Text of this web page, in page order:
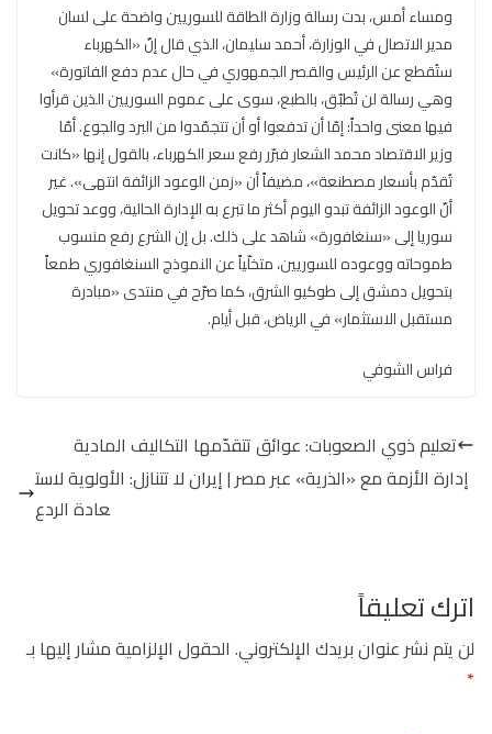
ومساء أمس، بدت رسالة وزارة الطاقة للسوريين واضحة على لسان
مدير الاتصال في الوزارة، أحمد سليمان، الذي قال إنّ «الكهرباء
ستُقطع عن الرئيس والقصر الجمهوري في حال عدم دفع الفاتورة»
وهي رسالة لن تُطبّق، بالطبع، سوى على عموم السوريين الذين قرأوا
فيها معنى واحداً: إمّا أن تدفعوا أو أن تتجمّدوا من البرد والجوع. أمّا
وزير الاقتصاد محمد الشعار فبرّر رفع سعر الكهرباء، بالقول إنها «كانت
تُقدّم بأسعار مصطنعة»، مضيفاً أن «زمن الوعود الزائفة انتهى». غير
أنّ الوعود الزائفة تبدو اليوم أكثر ما تبرع به الإدارة الحالية، ووعد تحويل
سوريا إلى «سنغافورة» شاهد على ذلك. بل إن الشرع رفع منسوب
طموحاته ووعوده للسوريين، متخلّياً عن النموذج السنغافوري طمعاً
بتحويل دمشق إلى طوكيو الشرق، كما صرّح في منتدى «مبادرة
مستقبل الاستثمار» في الرياض، قبل أيام.
فراس الشوفي
تعليم ذوي الصعوبات: عوائق تتقدّمها التكاليف المادية
إدارة الأزمة مع «الذرية» عبر مصر | إيران لا تتنازل: الأولوية لاست
عادة الردع
اترك تعليقاً
لن يتم نشر عنوان بريدك الإلكتروني. الحقول الإلزامية مشار إليها بـ
*